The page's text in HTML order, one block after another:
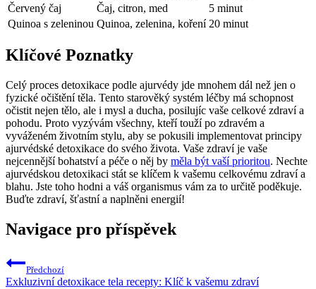
Červený čaj
Čaj, citron, med
5 minut
Quinoa s zeleninou Quinoa, zelenina, koření 20 minut
Klíčové Poznatky
Celý proces detoxikace podle ajurvédy jde mnohem dál než jen o
fyzické očištění těla. Tento starověký systém léčby má schopnost
očistit nejen tělo, ale i mysl a ducha, posilujíc vaše celkové zdraví a
pohodu. Proto vyzývám všechny, kteří touží po zdravém a
vyváženém životním stylu, aby se pokusili implementovat principy
ajurvédské detoxikace do svého života. Vaše zdraví je vaše
nejcennější bohatství a péče o něj by měla být vaší prioritou. Nechte
ajurvédskou detoxikaci stát se klíčem k vašemu celkovému zdraví a
blahu. Jste toho hodni a váš organismus vám za to určitě poděkuje.
Buďte zdraví, šťastní a naplněni energií!
Navigace pro příspěvek
Předchozí
Exkluzivní detoxikace tela recepty: Klíč k vašemu zdraví